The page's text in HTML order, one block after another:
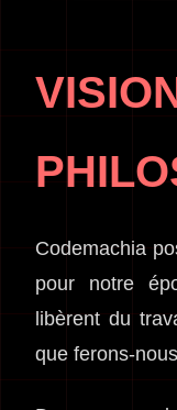
Codemachia
pour notre
libèrent du
que ferons-